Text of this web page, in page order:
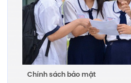
Chính sách bảo mật